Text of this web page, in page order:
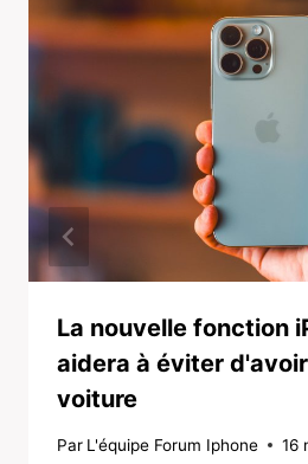
La nouvelle fonction
aidera à éviter
voiture
Par L'équipe Forum Iphone 16